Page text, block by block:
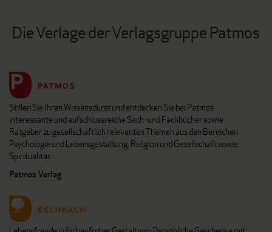
Die Verlage der Verlagsgruppe Patmos
Stillen Sie Ihren Wissensdurst und entdecken Sie bei Patmos
interessante und aufschlussreiche Sach- und Fachbücher sowie
Ratgeber zu gesellschaftlich relevanten Themen aus den Bereichen
Psychologie und Lebensgestaltung, Religion und Gesellschaft sowie
Spiritualität.
Patmos Verlag